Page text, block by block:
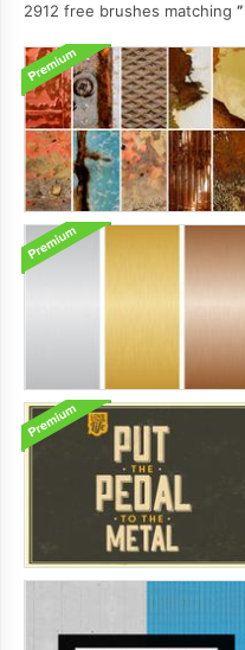
2912 free brushes matching